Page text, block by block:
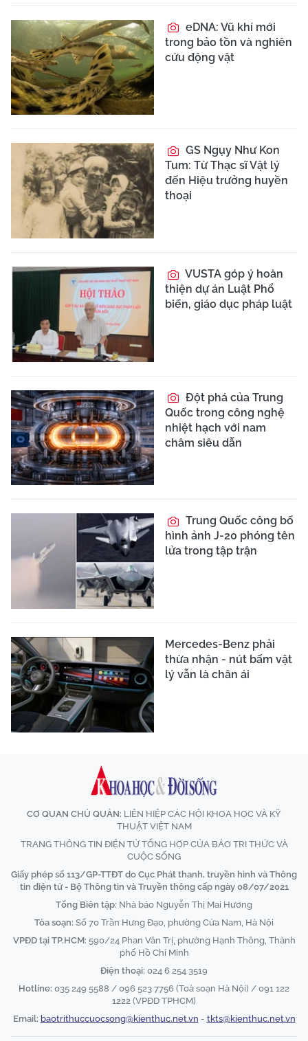
eDNA: Vũ khí mới
trong bảo tồn và nghiên
cứu động vật
GS Ngụy Như Kon
Tum: Từ Thạc sĩ Vật lý
đến Hiệu trưởng huyền
thoại
VUSTA góp ý hoàn
thiện dự án Luật Phổ
biến, giáo dục pháp luật
Đột phá của Trung
Quốc trong công nghệ
nhiệt hạch với nam
châm siêu dẫn
Trung Quốc công bố
hình ảnh J-20 phóng tên
lửa trong tập trận
Mercedes-Benz phải
thừa nhận - nút bấm vật
lý vẫn là chân ái
CƠ QUAN CHỦ QUẢN: LIÊN HIỆP CÁC HỘI KHOA HỌC VÀ KỸ
THUẬT VIỆT NAM
TRANG THÔNG TIN ĐIỆN TỬ TỔNG HỢP CỦA BÁO TRI THỨC VÀ
CUỘC SỐNG
Giấy phép số 113/GP-TTĐT do Cục Phát thanh, truyền hình và Thông
tin điện tử - Bộ Thông tin và Truyền thông cấp ngày 08/07/2021
Tổng Biên tập: Nhà báo Nguyễn Thị Mai Hương
Tòa soạn: Số 70 Trần Hưng Đạo, phường Cửa Nam, Hà Nội
VPĐD tại TP.HCM: 590/24 Phan Văn Trị, phường Hạnh Thông, Thành
phố Hồ Chí Minh
Điện thoại: 024 6 254 3519
Hotline: 035 249 5588 / 096 523 7756 (Toà soạn Hà Nội) / 091 122
1222 (VPĐD TPHCM)
Email: baotrithuccuocsong@kienthuc.net.vn - tkts@kienthuc.net.vn